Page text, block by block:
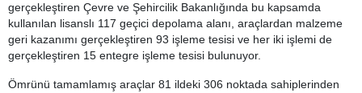
gerçekleştiren Çevre ve Şehircilik Bakanlığında bu kapsamda
kullanılan lisanslı 117 geçici depolama alanı, araçlardan malzeme
geri kazanımı gerçekleştiren 93 işleme tesisi ve her iki işlemi de
gerçekleştiren 15 entegre işleme tesisi bulunuyor.
Ömrünü tamamlamış araçlar 81 ildeki 306 noktada sahiplerinden